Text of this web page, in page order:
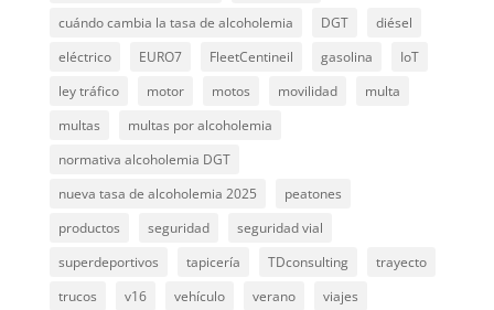
cuándo cambia la tasa de alcoholemia
DGT
diésel
eléctrico
EURO7 FleetCentineil gasolina
IoT
ley tráfico
motor motos movilidad
multa
multas
multas por alcoholemia
normativa alcoholemia DGT
nueva tasa de alcoholemia 2025
peatones
productos
seguridad
seguridad vial
superdeportivos
tapicería TDconsulting
trayecto
trucos
v16 vehículo verano
viajes